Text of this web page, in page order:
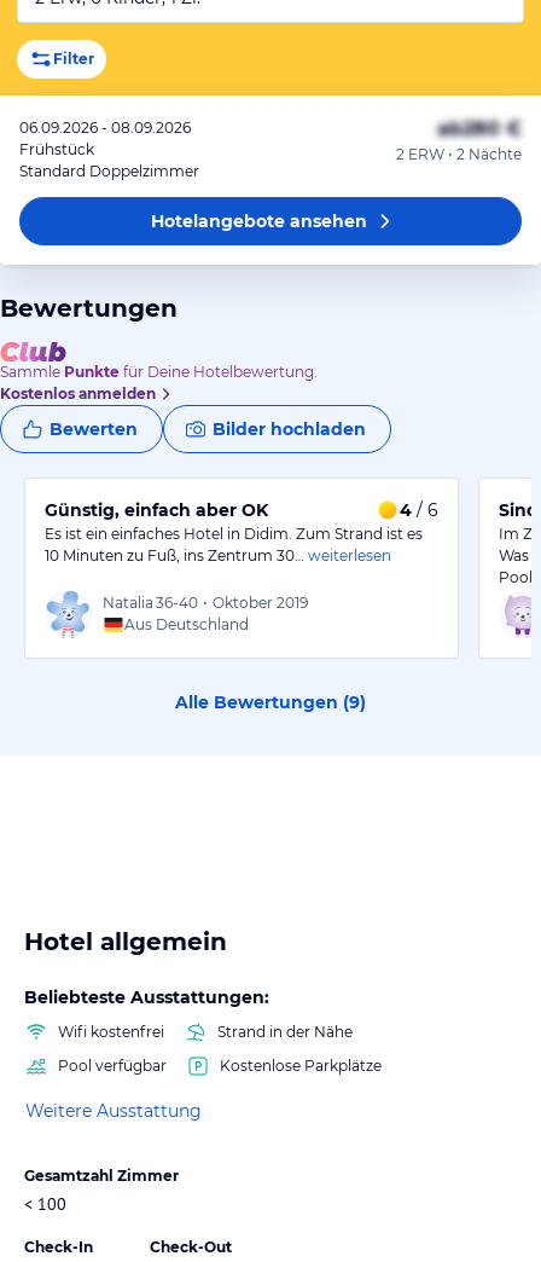
Filter
06.09.2026 - 08.09.2026
Frühstück
Standard Doppelzimmer
ab280 €
2 ERW • 2 Nächte
Hotelangeboteansehen
Bewertungen
Sammle Punkte für Deine Hotelbewertung.
Kostenlos anmelden
Bewerten Bilder hochladen
Günstig, einfach aber OK 4 / 6
Es ist ein einfaches Hotel in Didim. Zum Strand ist es
10 Minuten zu Fuß, ins Zentrum 30…
weiterlesen
Natalia 36-40 • Oktober 2019
Aus Deutschland
Im
Was
Pool
Alle Bewertungen (9)
Hotel allgemein
Beliebteste Ausstattungen:
Wifi kostenfrei
Strand in der Nähe
Pool verfügbar
Kostenlose Parkplätze
Weitere Ausstattung
Gesamtzahl Zimmer
< 100
Check-In Check-Out